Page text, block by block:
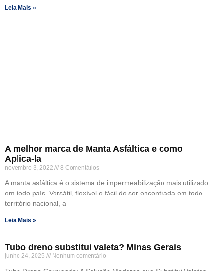
Leia Mais »
A melhor marca de Manta Asfáltica e como
Aplica-la
novembro 3, 2022 8 Comentários
A manta asfáltica é o sistema de impermeabilização mais utilizado
em todo país. Versátil, flexível e fácil de ser encontrada em todo
território nacional, a
Leia Mais »
Tubo dreno substitui valeta? Minas Gerais
junho 24, 2025 Nenhum comentário